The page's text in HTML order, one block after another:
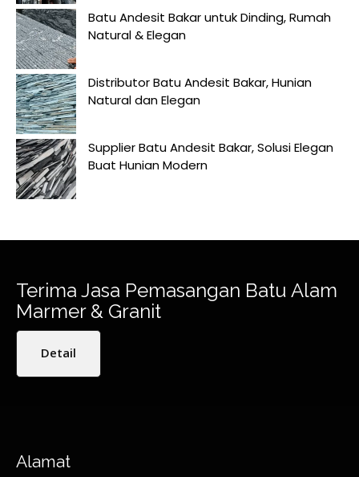
Batu Andesit Bakar untuk Dinding, Rumah
Natural & Elegan
Distributor Batu Andesit Bakar, Hunian
Natural dan Elegan
Supplier Batu Andesit Bakar, Solusi Elegan
Buat Hunian Modern
Terima Jasa Pemasangan Batu Alam
Marmer & Granit
Detail
Alamat